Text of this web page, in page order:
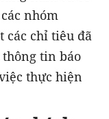
nhóm
các chỉ tiêu đã
tin báo
thực hiện